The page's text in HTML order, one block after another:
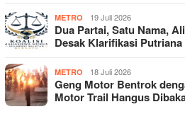
METRO 19 Juli 2026
Dua Partai, Satu Nama,
Desak Klarifikasi Putriana
METRO 18 Juli 2026
Geng Motor Bentrok
Motor Trail Hangus